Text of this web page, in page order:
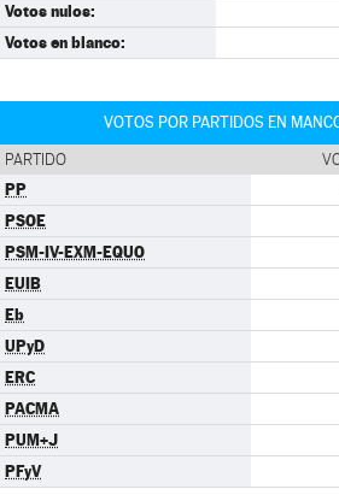
Votos nulos:
Votos en blanco:
VOTOS POR PARTIDOS EN
PARTIDO
PP
PSOE
PSM-IV-EXM-EQUO
EUIB
Eb
UPyD
ERC
PACMA
PUM+J
PFyV